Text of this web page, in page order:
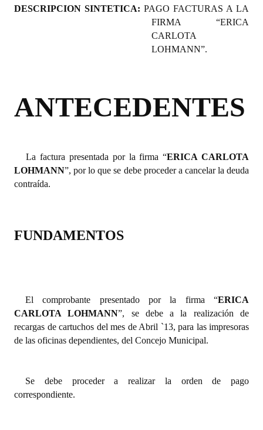
Reglamento Interno
DOCUMENTOS
Informes de Unidad Coordinadora
Ejecución Presupuestaria
Actas de Audiencias Públicas
Comunicaciones
DESCRIPCION SINTETICA: PAGO FACTURAS A LA
FIRMA “ERICA
CARLOTA
LOHMANN”.
ANTECEDENTES
La factura presentada por la firma “ERICA CARLOTA
LOHMANN”, por lo que se debe proceder a cancelar la deuda
contraída.
FUNDAMENTOS
El comprobante presentado por la firma “ERICA
CARLOTA LOHMANN”, se debe a la realización de
recargas de cartuchos del mes de Abril `13, para las impresoras
de las oficinas dependientes, del Concejo Municipal.
Se debe proceder a realizar la orden de pago
correspondiente.